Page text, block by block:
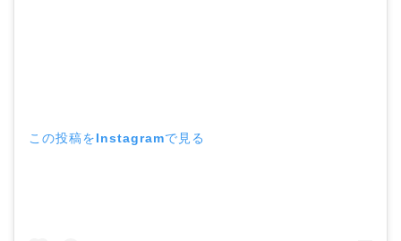
この投稿をInstagramで見る